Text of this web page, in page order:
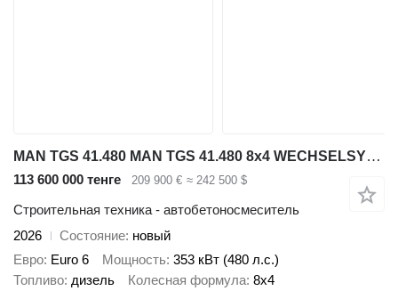
MAN TGS 41.480 MAN TGS 41.480 8x4 WECHSELSYSTEM KIPPER+MISCHER
113 600 000 тенге 209 900 € ≈ 242 500 $
Строительная техника - автобетоносмеситель
2026
Состояние новый
Евро Euro 6 Мощность 353 кВт (480 л.с.)
Топливо дизель Колесная формула 8x4